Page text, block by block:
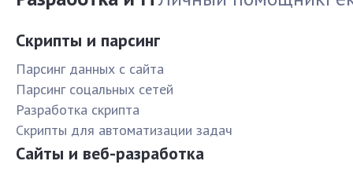
Скрипты и парсинг
Парсинг данных с сайта
Парсинг соцальных сетей
Разработка скрипта
Скрипты для автоматизации задач
Сайты и веб-разработка